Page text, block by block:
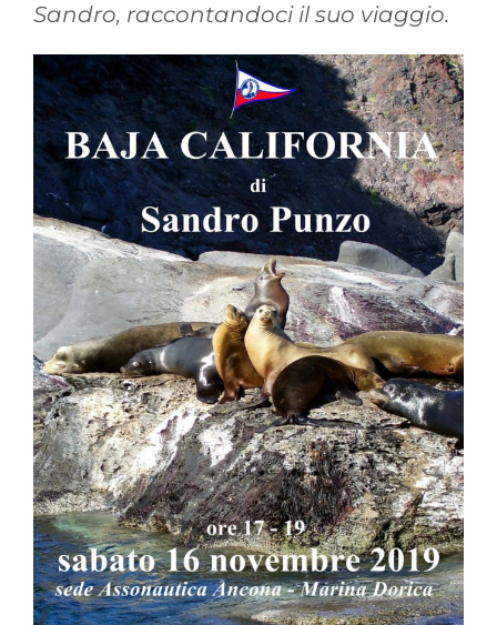
Sandro, raccontandoci il suo viaggio.